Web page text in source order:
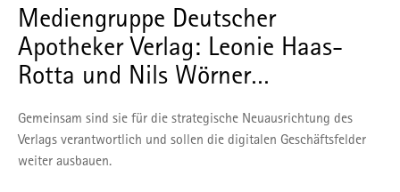
Mediengruppe Deutscher
Apotheker Verlag: Leonie Haas-
Rotta und Nils Wörner…
Gemeinsam sind sie für die strategische Neuausrichtung des
Verlags verantwortlich und sollen die digitalen Geschäftsfelder
weiter ausbauen.